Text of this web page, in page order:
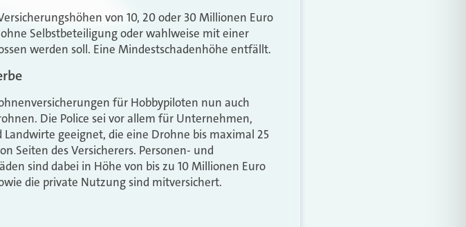
von 10, 20 oder 30 Millionen Euro
Selbstbeteiligung oder wahlweise mit einer
werden soll. Eine Mindestschadenhöhe entfällt.
für Hobbypiloten nun auch
Die Police sei vor allem für Unternehmen,
geeignet, die eine Drohne bis maximal 25
Seiten des Versicherers. Personen- und
sind dabei in Höhe von bis zu 10 Millionen Euro
die private Nutzung sind mitversichert.